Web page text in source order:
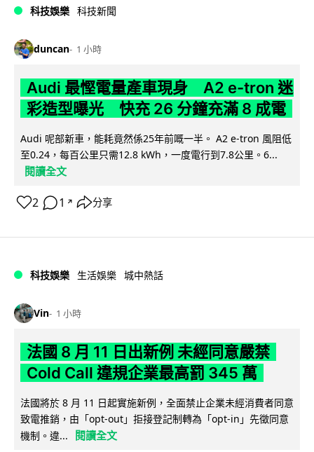
科技娛樂 科技新聞
duncan 1 小時
Audi 最慳電量產車現身 A2 e-tron 迷
彩造型曝光 快充 26 分鐘充滿 8 成電
Audi 呢部新車，能耗竟然係25年前嘅一半。 A2 e-tron 風阻低
至0.24，每百公里只需12.8 kWh，一度電行到7.8公里。6...
閱讀全文
2 1 ↗ 分享
科技娛樂 生活娛樂 城中熱話
Vin 1 小時
法國 8 月 11 日出新例 未經同意嚴禁
Cold Call 違規企業最高罰 345 萬
法國將於 8 月 11 日起實施新例，全面禁止企業未經消費者同意
致電推銷，由「opt-out」拒接登記制轉為「opt-in」先徵同意
機制。違...
閱讀全文